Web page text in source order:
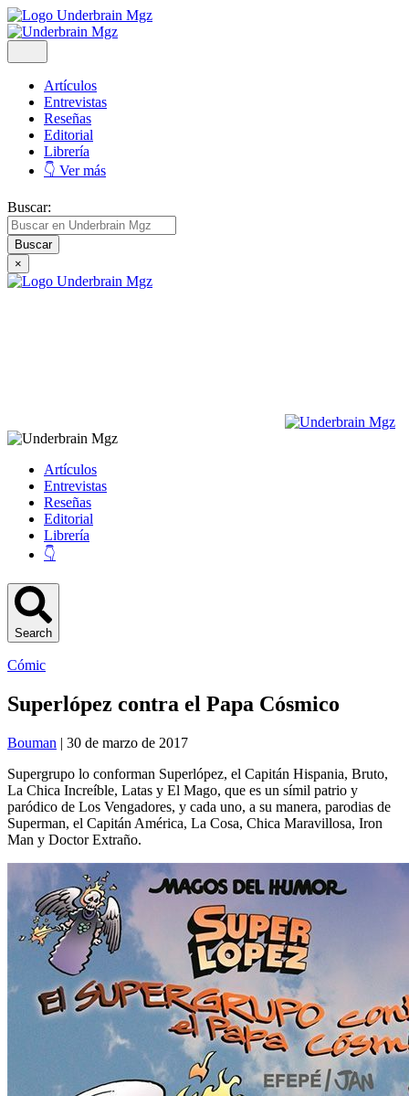
Artículos
Entrevistas
Reseñas
Editorial
Librería
👇 Ver más
Buscar:
×
Artículos
Entrevistas
Reseñas
Editorial
Librería
👇
Search
Cómic
Superlópez contra el Papa Cósmico
Bouman | 30 de marzo de 2017
Supergrupo lo conforman Superlópez, el Capitán Hispania, Bruto,
La Chica Increíble, Latas y El Mago, que es un símil patrio y
paródico de Los Vengadores, y cada uno, a su manera, parodias de
Superman, el Capitán América, La Cosa, Chica Maravillosa, Iron
Man y Doctor Extraño.